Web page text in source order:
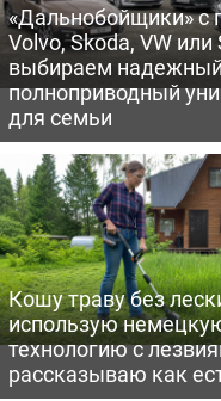
«Дальнобойщики» с
Volvo, Skoda, VW или
выбираем надежный
полноприводный
для семьи
Кошу траву без
использую
технологию с
рассказываю как